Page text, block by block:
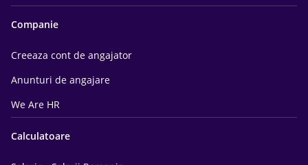
Companie
Creeaza cont de angajator
Anunturi de angajare
We Are HR
Calculatoare